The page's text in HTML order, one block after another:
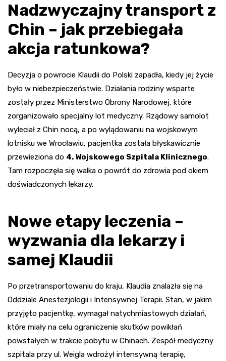
Nadzwyczajny transport z
Chin – jak przebiegała
akcja ratunkowa?
Decyzja o powrocie Klaudii do Polski zapadła, kiedy jej życie
było w niebezpieczeństwie. Działania rodziny wsparte
zostały przez Ministerstwo Obrony Narodowej, które
zorganizowało specjalny lot medyczny. Rządowy samolot
wyleciał z Chin nocą, a po wylądowaniu na wojskowym
lotnisku we Wrocławiu, pacjentka została błyskawicznie
przewieziona do 4. Wojskowego Szpitala Klinicznego.
Tam rozpoczęła się walka o powrót do zdrowia pod okiem
doświadczonych lekarzy.
Nowe etapy leczenia –
wyzwania dla lekarzy i
samej Klaudii
Po przetransportowaniu do kraju, Klaudia znalazła się na
Oddziale Anestezjologii i Intensywnej Terapii. Stan, w jakim
przyjęto pacjentkę, wymagał natychmiastowych działań,
które miały na celu ograniczenie skutków powikłań
powstałych w trakcie pobytu w Chinach. Zespół medyczny
szpitala przy ul. Weigla wdrożył intensywną terapię,